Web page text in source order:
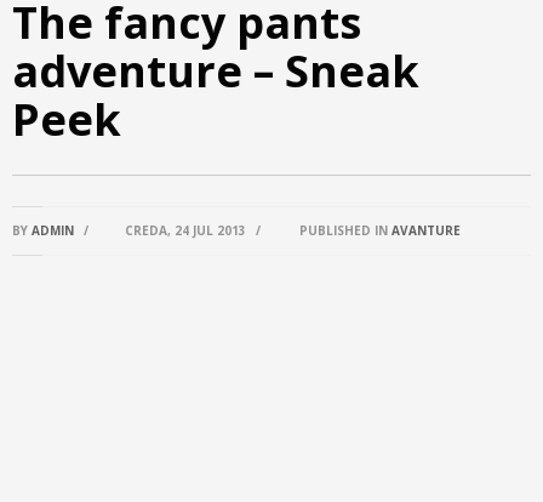
The fancy pants
adventure – Sneak
Peek
BY ADMIN / CREDA, 24 JUL 2013 / PUBLISHED IN AVANTURE